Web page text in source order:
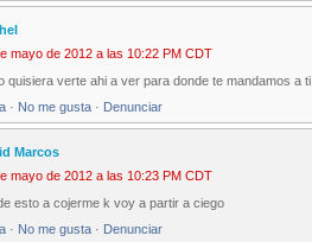
mayo de 2012 a las 10:22 PM CDT
quisiera verte ahi a ver para donde te mandamos a ti.
· No me gusta · Denunciar
Marcos
mayo de 2012 a las 10:23 PM CDT
esto a cojerme k voy a partir a ciego
· No me gusta · Denunciar